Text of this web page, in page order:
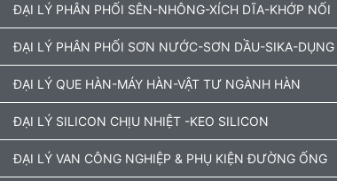
ĐẠI LÝ PHÂN PHỐI SÊN-NHÔNG-XÍCH DĨA-KHỚP NỐI
ĐẠI LÝ PHÂN PHỐI SƠN NƯỚC-SƠN DẦU-SIKA-
ĐẠI LÝ QUE HÀN-MÁY HÀN-VẬT TƯ NGÀNH HÀN
ĐẠI LÝ SILICON CHỊU NHIỆT -KEO SILICON
ĐẠI LÝ VAN CÔNG NGHIỆP & PHỤ KIỆN ĐƯỜNG ỐNG